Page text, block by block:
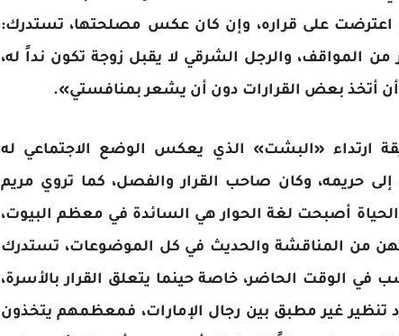
اعترضت على قراره، وإن كان عكس مصلحتها، تستدرك:
المواقف، والرجل الشرقي لا يقبل زوجة تكون نداً له،
أتخذ بعض القرارات دون أن يشعر بمنافستي».
ارتداء «البشت» الذي يعكس الوضع الاجتماعي له
إلى حريمه، وكان صاحب القرار والفصل، كما تروي مريم
أصبحت لغة الحوار هي السائدة في معظم البيوت،
من المناقشة والحديث في كل الموضوعات، تستدرك
في الوقت الحاضر، خاصة حينما يتعلق القرار بالأسرة،
تنظير غير مطبق بين رجال الإمارات، فمعظمهم يتخذون